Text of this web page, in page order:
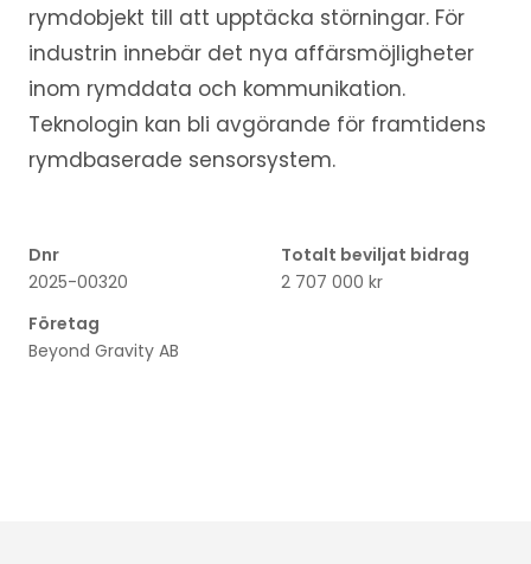
rymdobjekt till att upptäcka störningar. För
industrin innebär det nya affärsmöjligheter
inom rymddata och kommunikation.
Teknologin kan bli avgörande för framtidens
rymdbaserade sensorsystem.
Dnr
2025-00320
Företag
Beyond Gravity AB
Totalt beviljat bidrag
2 707 000 kr